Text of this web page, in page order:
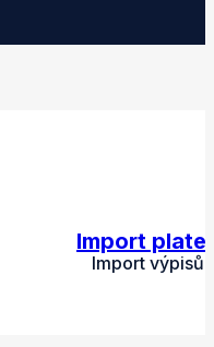
Import
Import výpisů